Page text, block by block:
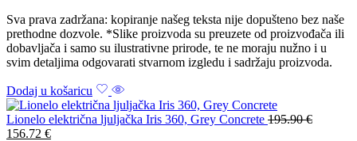
Sva prava zadržana: kopiranje našeg teksta nije dopušteno bez naše
prethodne dozvole. *Slike proizvoda su preuzete od proizvođača ili
dobavljača i samo su ilustrativne prirode, te ne moraju nužno i u
svim detaljima odgovarati stvarnom izgledu i sadržaju proizvoda.
Dodaj u košaricu
Lionelo električna ljuljačka Iris 360, Grey Concrete 195.90€
156.72 €